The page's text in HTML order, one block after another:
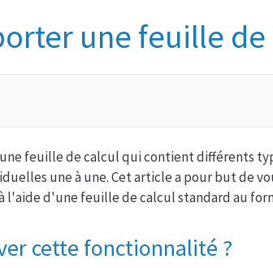
une feuille
une feuille de calcul qui contient différents
une à une. Cet article a pour but de
à l'aide d'une feuille de calcul standard au
cette fonctionnalité ?